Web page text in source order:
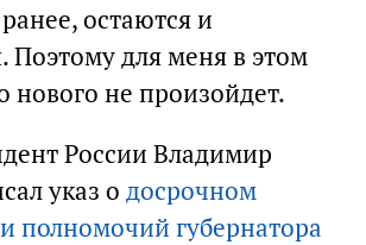
остаются и
Поэтому для меня в этом
нового не произойдет.
России Владимир
указ о досрочном
полномочий губернатора